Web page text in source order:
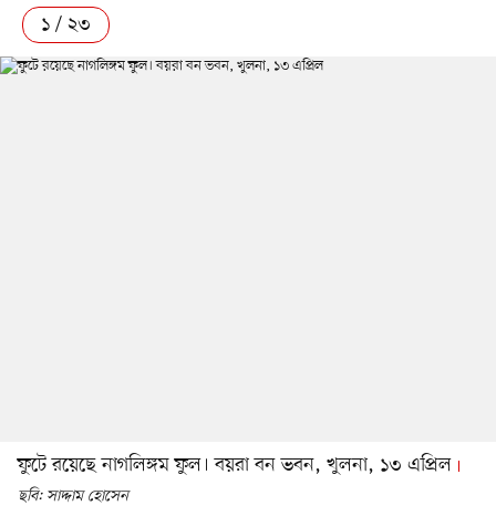
১ / ২৩
ফুটে রয়েছে নাগলিঙ্গম ফুল। বয়রা বন ভবন, খুলনা, ১৩ এপ্রিল
ছবি: সাদ্দাম হোসেন